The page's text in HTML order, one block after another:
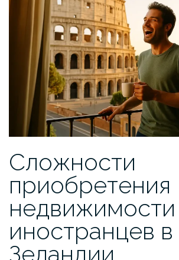
Сложности
приобретения
недвижимости
иностранцев
Зеландии